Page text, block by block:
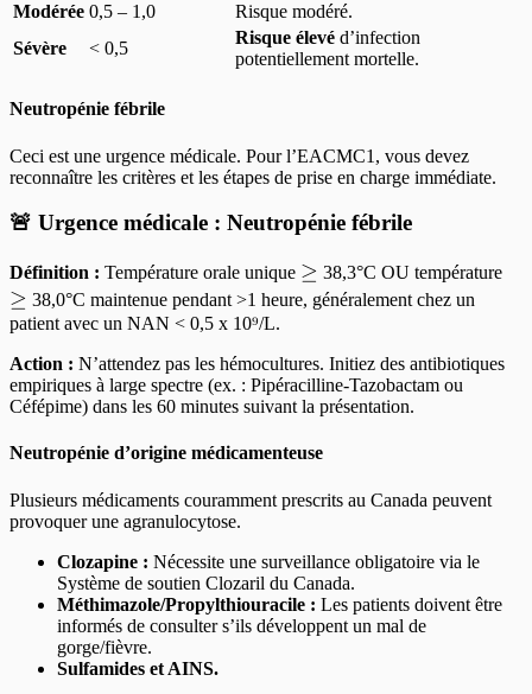
Modérée 0,5 – 1,0
Risque modéré.
Sévère
< 0,5
Risque élevé d’infection
potentiellement mortelle.
Neutropénie fébrile
Ceci est une urgence médicale. Pour l’EACMC1, vous devez
reconnaître les critères et les étapes de prise en charge immédiate.
🚨 Urgence médicale : Neutropénie fébrile
Définition : Température orale unique \ge
≥ 38,3°C OU température
≥ 38,0°C maintenue pendant >1 heure, généralement chez un
patient avec un NAN < 0,5 x 10⁹/L.
Action : N’attendez pas les hémocultures. Initiez des antibiotiques
empiriques à large spectre (ex. : Pipéracilline-Tazobactam ou
Céfépime) dans les 60 minutes suivant la présentation.
Neutropénie d’origine médicamenteuse
Plusieurs médicaments couramment prescrits au Canada peuvent
provoquer une agranulocytose.
Clozapine : Nécessite une surveillance obligatoire via le
Système de soutien Clozaril du Canada.
Méthimazole/Propylthiouracile : Les patients doivent être
informés de consulter s’ils développent un mal de
gorge/fièvre.
Sulfamides et AINS.